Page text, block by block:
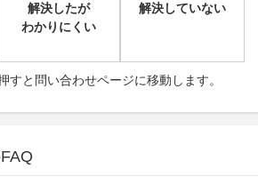
解決したが
わかりにくい
解決していない
すと問い合わせページに移動します。